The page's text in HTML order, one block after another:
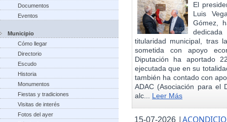
Documentos
Eventos
Municipio
Cómo llegar
Directorio
Escudo
Historia
Monumentos
Fiestas y tradiciones
Visitas de interés
Fotos del ayer
El
Luis
Gómez,
titularidad municipal, tras
sometida con apoyo
Diputación ha aportado
ejecutada que en su
también ha contado con
ADAC (Asociación para el
alc... Leer Más
15-07-2026 |